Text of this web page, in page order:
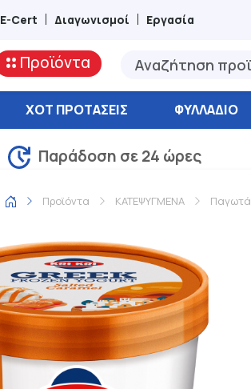
E-Cert Διαγωνισμοί Εργασία
Προϊόντα
ΧΟΤ ΠΡΟΤΆΣΕΙΣ ΦΥΛΛΆΔΙΟ
Παράδοση σε 24 ώρες
Προϊόντα ΚΑΤΕΨΥΓΜΕΝΑ Παγωτά